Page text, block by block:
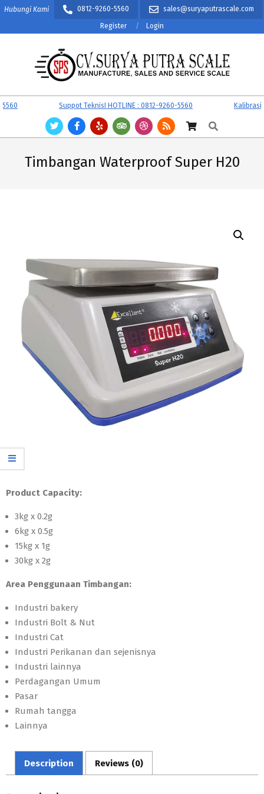
Skip
content
Hubungi Kami 0812-9260-5560 sales@suryaputrascale.com
Register Login
CV.
SURYA
PUTRA
SCALE
Primary
Suppot TeknisI HOTLINE : 0812-9260-5560
Kalibrasi
Search
Timbangan Waterproof Super H20
Product Capacity:
3kg x 0.2g
6kg x 0.5g
15kg x 1g
30kg x 2g
Area Penggunaan Timbangan:
Industri bakery
Industri Bolt & Nut
Industri Cat
Industri Perikanan dan sejenisnya
Industri lainnya
Perdagangan Umum
Pasar
Rumah tangga
Lainnya
Description Reviews (0)